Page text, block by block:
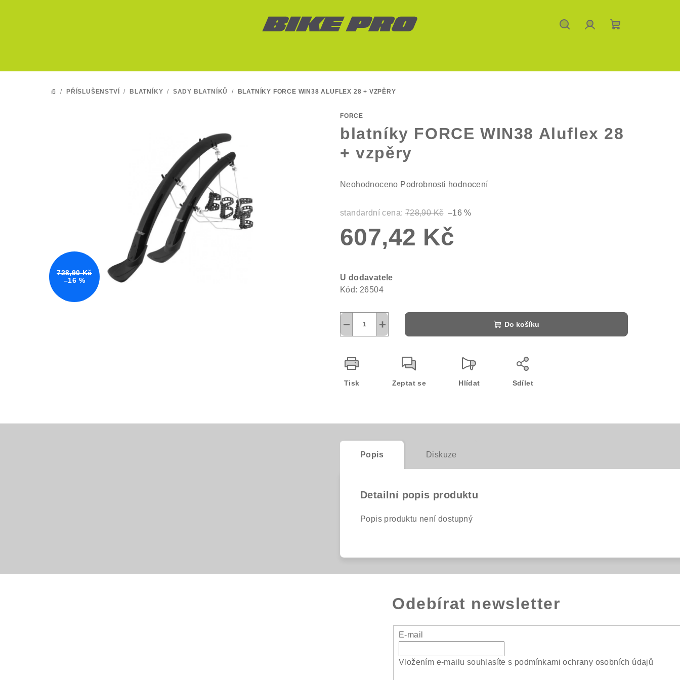
košík
DOMŮ
/ PŘÍSLUŠENSTVÍ / BLATNÍKY / SADY BLATNÍKŮ / BLATNÍKY FORCE WIN38 ALUFLEX 28 + VZPĚRY
FORCE
blatníky FORCE WIN38 Aluflex 28
+ vzpěry
Průměrné
produktu
0,0
z
Neohodnoceno Podrobnosti hodnocení
standardní cena: 728,90 Kč –16 %
607,42 Kč
cena:
U dodavatele
Kód: 26504
+
− Do košíku
Tisk Zeptat se Hlídat Sdílet
728,90 Kč
–16 %
Popis Diskuze
Detailní popis produktu
Popis produktu není dostupný
Odebírat newsletter
E-mail
Vložením e-mailu souhlasíte s podmínkami ochrany osobních údajů